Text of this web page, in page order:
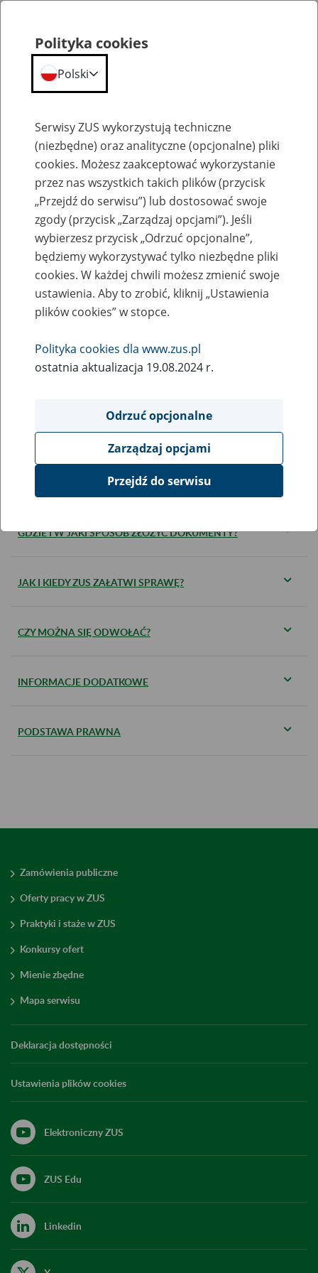
Rozliczenia z tytułu 30x
Wniosek ubezpieczonego o
ustalenie przekroczenia rocznej
podstawy wymiaru składek
JAKIE DOKUMENTY SĄ WYMAGANE?
KIEDY ZŁOŻYĆ DOKUMENTY?
GDZIE I W JAKI SPOSÓB ZŁOŻYĆ DOKUMENTY?
JAK I KIEDY ZUS ZAŁATWI SPRAWĘ?
CZY MOŻNA SIĘ ODWOŁAĆ?
INFORMACJE DODATKOWE
PODSTAWA PRAWNA
Zamówienia publiczne
Oferty pracy w ZUS
Praktyki i staże w ZUS
Konkursy ofert
Mienie zbędne
Mapa serwisu
Deklaracja dostępności
Ustawienia plików cookies
Elektroniczny ZUS
ZUS Edu
Linkedin
Polityka cookies
Polski
Serwisy ZUS wykorzystują techniczne
(niezbędne) oraz analityczne (opcjonalne) pliki
cookies. Możesz zaakceptować wykorzystanie
przez nas wszystkich takich plików (przycisk
„Przejdź do serwisu”) lub dostosować swoje
zgody (przycisk „Zarządzaj opcjami”). Jeśli
wybierzesz przycisk „Odrzuć opcjonalne”,
będziemy wykorzystywać tylko niezbędne pliki
cookies. W każdej chwili możesz zmienić swoje
ustawienia. Aby to zrobić, kliknij „Ustawienia
plików cookies” w stopce.
Polityka cookies dla www.zus.pl
ostatnia aktualizacja 19.08.2024 r.
Odrzuć opcjonalne
Zarządzaj opcjami
Przejdź do serwisu